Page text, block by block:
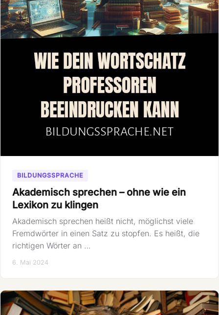
BILDUNGSSPRACHE
Akademisch sprechen – ohne wie ein
Lexikon zu klingen
Akademisch sprechen heißt nicht, möglichst viele
Fremdwörter in einen Satz zu stopfen. Es heißt, die
richtigen Wörter an …
6. Mai 2024